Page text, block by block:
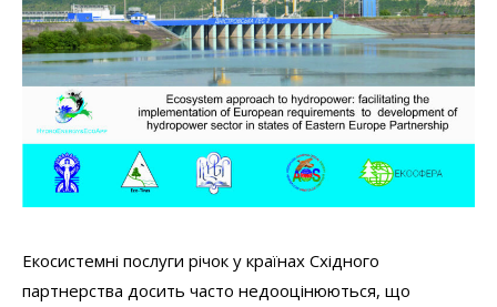
Екосистемні послуги річок у країнах Східного
партнерства досить часто недооцінюються, що